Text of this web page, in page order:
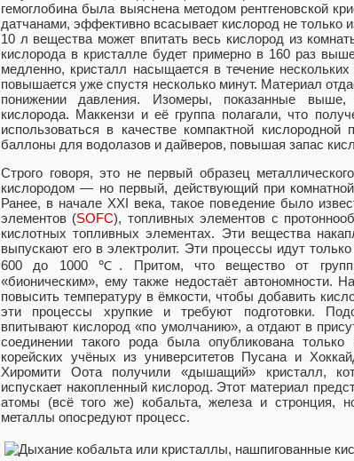
гемоглобина была выяснена методом рентгеновской
датчанами, эффективно всасывает кислород не только
10 л вещества может впитать весь кислород из
кислорода в кристалле будет примерно в 160 раз
медленно, кристалл насыщается в течение
повышается уже спустя несколько минут. Материал
понижении давления. Изомеры, показанные выше,
кислорода. Маккензи и её группа полагали, что
использоваться в качестве компактной
баллоны для водолазов и дайверов, повышая запас
Строго говоря, это не первый образец
кислородом — но первый, действующий при
Ранее, в начале XXI века, такое поведение было
элементов (SOFC), топливных элементов с
кислотных топливных элементах. Эти вещества
выпускают его в электролит. Эти процессы идут
600 до 1000 ℃. Притом, что вещество от
«бионическим», ему также недостаёт автономности.
повысить температуру в ёмкости, чтобы добавить
эти процессы хрупкие и требуют подготовки.
впитывают кислород «по умолчанию», а отдают в
соединении такого рода была опубликована
корейских учёных из университетов Пусана и
Хиромити Оота получили «дышащий» кристалл,
испускает накопленный кислород. Этот материал
атомы (всё того же) кобальта, железа и стронция,
металлы опосредуют процесс.